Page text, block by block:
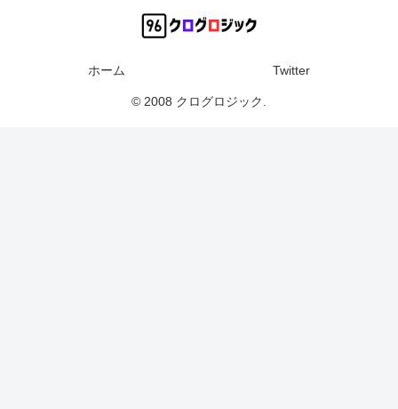
ホーム Twitter
© 2008 クログロジック.